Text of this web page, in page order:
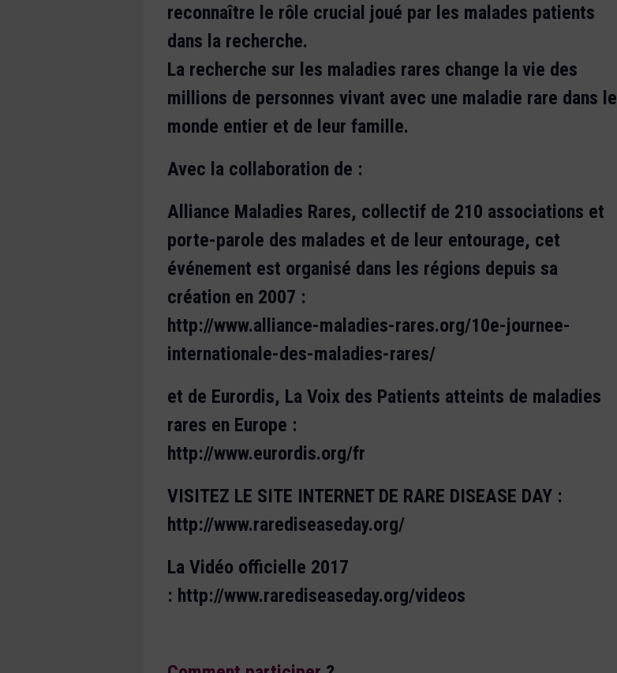
reconnaître le rôle crucial joué par les malades patients
dans la recherche.
La recherche sur les maladies rares change la vie des
millions de personnes vivant avec une maladie rare dans le
monde entier et de leur famille.
Avec la collaboration de :
Alliance Maladies Rares, collectif de 210 associations et
porte-parole des malades et de leur entourage, cet
événement est organisé dans les régions depuis sa
création en 2007 :
http://www.alliance-maladies-rares.org/10e-journee-
internationale-des-maladies-rares/
et de Eurordis, La Voix des Patients atteints de maladies
rares en Europe :
http://www.eurordis.org/fr
VISITEZ LE SITE INTERNET DE RARE DISEASE DAY :
http://www.rarediseaseday.org/
La Vidéo officielle 2017
: http://www.rarediseaseday.org/videos